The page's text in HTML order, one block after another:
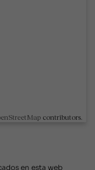
contributors.
en esta web